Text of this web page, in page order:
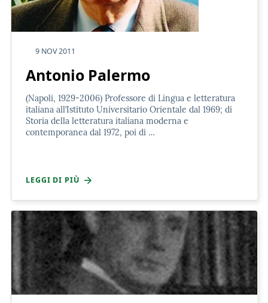
9 NOV 2011
Antonio Palermo
(Napoli, 1929-2006) Professore di Lingua e letteratura
italiana all’Istituto Universitario Orientale dal 1969; di
Storia della letteratura italiana moderna e
contemporanea dal 1972, poi di …
LEGGI DI PIÙ